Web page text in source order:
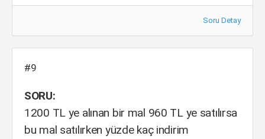
Soru Detay
#9
SORU:
1200 TL ye alınan bir mal 960 TL ye satılırsa
bu mal satılırken yüzde kaç indirim